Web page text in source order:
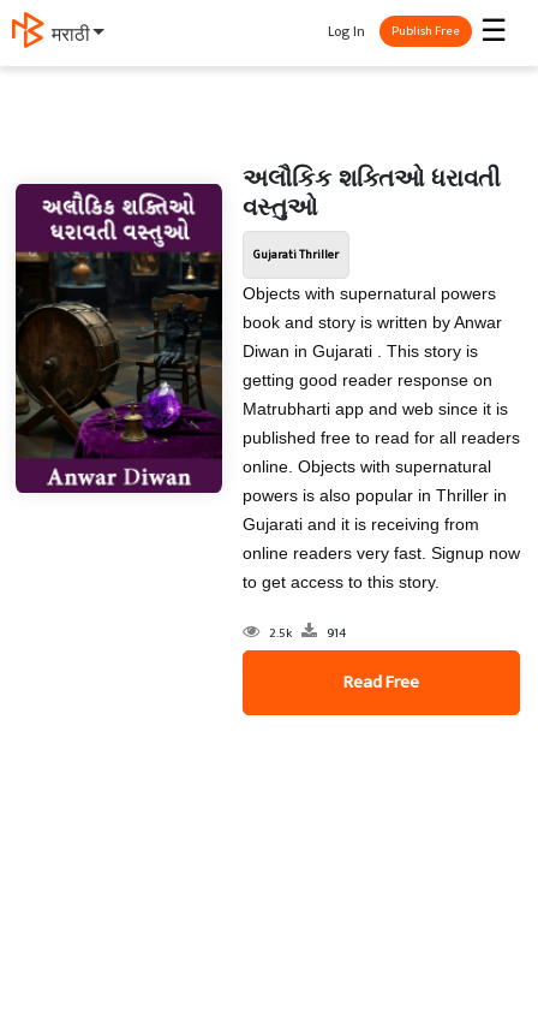
मराठी ☰
Log In Publish Free
અલૌકિક શક્તિઓ ધરાવતી
વસ્તુઓ
Gujarati Thriller
Objects with supernatural powers
book and story is written by Anwar
Diwan in Gujarati . This story is
getting good reader response on
Matrubharti app and web since it is
published free to read for all readers
online. Objects with supernatural
powers is also popular in Thriller in
Gujarati and it is receiving from
online readers very fast. Signup now
to get access to this story.
2.5k 914
Read Free